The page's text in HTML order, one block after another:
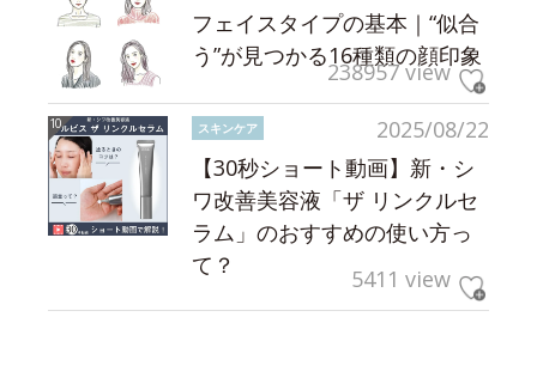
フェイスタイプの基本｜“似合
う”が見つかる16種類の顔印象
238957 view
2025/08/22
スキンケア
【30秒ショート動画】新・シ
ワ改善美容液「ザ リンクルセ
ラム」のおすすめの使い方っ
て？
5411 view